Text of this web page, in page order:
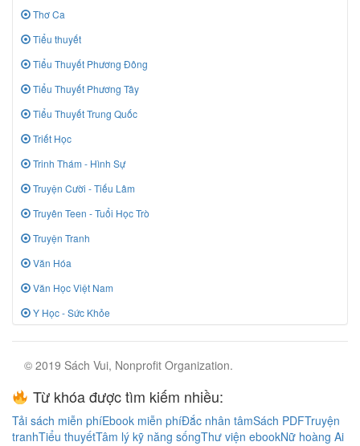
Thơ Ca
Tiểu thuyết
Tiểu Thuyết Phương Đông
Tiểu Thuyết Phương Tây
Tiểu Thuyết Trung Quốc
Triết Học
Trinh Thám - Hình Sự
Truyện Cười - Tiếu Lâm
Truyên Teen - Tuổi Học Trò
Truyện Tranh
Văn Hóa
Văn Học Việt Nam
Y Học - Sức Khỏe
© 2019 Sách Vui, Nonprofit Organization.
Từ khóa được tìm kiếm nhiều:
Tải sách miễn phíEbook miễn phíĐắc nhân tâmSách PDFTruyện
tranhTiểu thuyếtTâm lý kỹ năng sốngThư viện ebookNữ hoàng Ai